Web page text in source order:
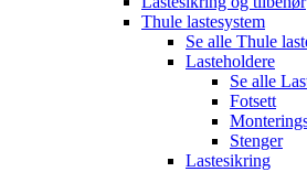
Thule lastesystem
Se alle Thule
Lasteholdere
Se alle
Fotsett
Stenger
Lastesikring